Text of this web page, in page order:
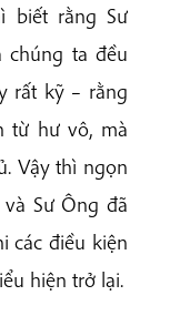
biết rằng Sư
chúng ta đều
rất kỹ – rằng
từ hư vô, mà
Vậy thì ngọn
Sư Ông đã
các điều kiện
hiện trở lại.